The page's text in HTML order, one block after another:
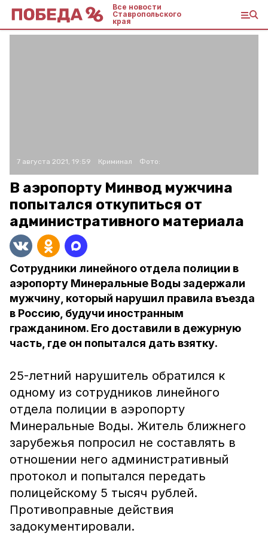
Все новости
Ставропольского
края
7 августа 2021, 19:59 Криминал Фото:
В аэропорту Минвод мужчина
попытался откупиться от
административного материала
Сотрудники линейного отдела полиции в
аэропорту Минеральные Воды задержали
мужчину, который нарушил правила въезда
в Россию, будучи иностранным
гражданином. Его доставили в дежурную
часть, где он попытался дать взятку.
25-летний нарушитель обратился к
одному из сотрудников линейного
отдела полиции в аэропорту
Минеральные Воды. Житель ближнего
зарубежья попросил не составлять в
отношении него административный
протокол и попытался передать
полицейскому 5 тысяч рублей.
Противоправные действия
задокументировали.